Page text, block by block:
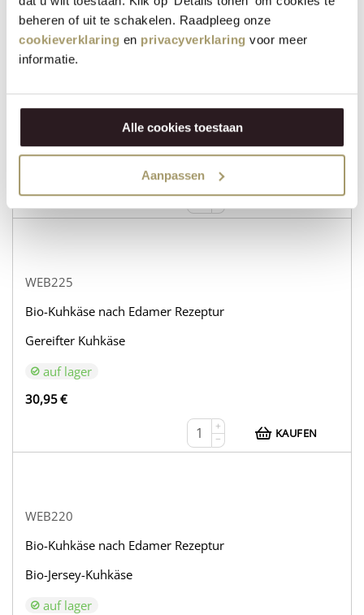
beheren of uit te schakelen. Raadpleeg onze
cookieverklaring en privacyverklaring voor meer
informatie.
Alle cookies toestaan
Aanpassen
WEB232
Gereifter Ziegenkäse
+
−
KAUFEN
WEB225
Bio-Kuhkäse nach Edamer Rezeptur
Gereifter Kuhkäse
auf lager
30,95€
+
−
KAUFEN
WEB220
Bio-Kuhkäse nach Edamer Rezeptur
Bio-Jersey-Kuhkäse
auf lager